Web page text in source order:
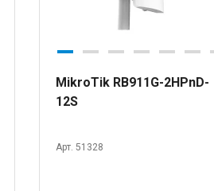
MikroTik RB911G-2HPnD-
12S
Арт. 51328